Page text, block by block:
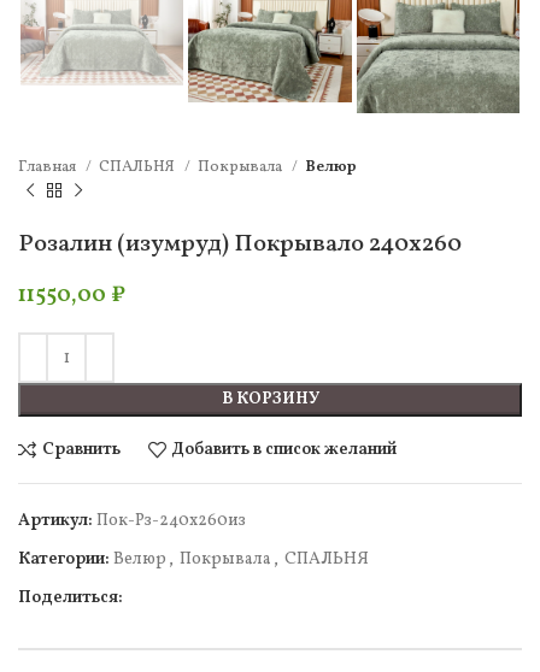
Главная СПАЛЬНЯ Покрывала Велюр
Розалин (изумруд) Покрывало 240х260
11550,00 ₽
В КОРЗИНУ
Сравнить Добавить в список желаний
Артикул: Пок-Рз-240х260из
Категории: Велюр , Покрывала , СПАЛЬНЯ
Поделиться: